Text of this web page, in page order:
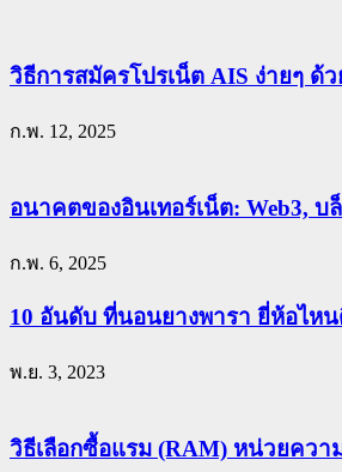
วิธีการสมัครโปรเน็ต AIS ง่ายๆ ด้ว
ก.พ. 12, 2025
อนาคตของอินเทอร์เน็ต: Web3,
ก.พ. 6, 2025
10 อันดับ ที่นอนยางพารา ยี่ห้อไห
พ.ย. 3, 2023
วิธีเลือกซื้อแรม (RAM) หน่วยควา